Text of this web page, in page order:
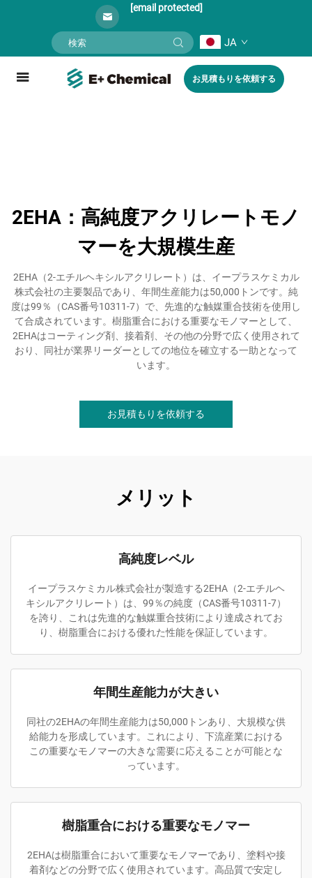
[email protected]
JA
お見積もりを依頼する
2EHA：高純度アクリレートモノ
マーを大規模生産
2EHA（2-エチルヘキシルアクリレート）は、イープラスケミカル
株式会社の主要製品であり、年間生産能力は50,000トンです。純
度は99％（CAS番号10311-7）で、先進的な触媒重合技術を使用し
て合成されています。樹脂重合における重要なモノマーとして、
2EHAはコーティング剤、接着剤、その他の分野で広く使用されて
おり、同社が業界リーダーとしての地位を確立する一助となって
います。
お見積もりを依頼する
メリット
高純度レベル
イープラスケミカル株式会社が製造する2EHA（2-エチルヘ
キシルアクリレート）は、99％の純度（CAS番号10311-7）
を誇り、これは先進的な触媒重合技術により達成されてお
り、樹脂重合における優れた性能を保証しています。
年間生産能力が大きい
同社の2EHAの年間生産能力は50,000トンあり、大規模な供
給能力を形成しています。これにより、下流産業における
この重要なモノマーの大きな需要に応えることが可能とな
っています。
樹脂重合における重要なモノマー
2EHAは樹脂重合において重要なモノマーであり、塗料や接
着剤などの分野で広く使用されています。高品質で安定し